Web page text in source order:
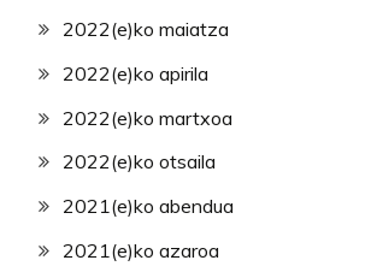
2022(e)ko maiatza
2022(e)ko apirila
2022(e)ko martxoa
2022(e)ko otsaila
2021(e)ko abendua
2021(e)ko azaroa